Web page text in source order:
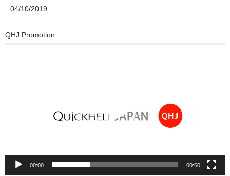
04/10/2019
QHJ Promotion
00:00 00:60